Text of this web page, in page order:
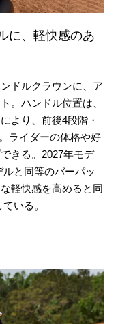
に、軽快感のあ
ドルクラウンに、ア
。ハンドル位置は、
より、前後4段階・
ライダーの体格や好
きる。2027年モデ
と同等のバーパッ
軽快感を高めると同
いる。